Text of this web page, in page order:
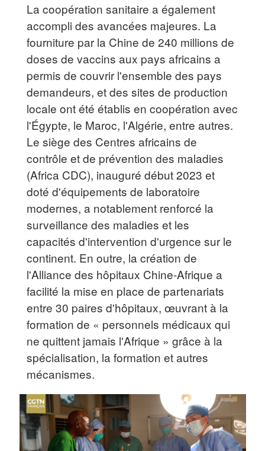
La coopération sanitaire a également
accompli des avancées majeures. La
fourniture par la Chine de 240 millions de
doses de vaccins aux pays africains a
permis de couvrir l'ensemble des pays
demandeurs, et des sites de production
locale ont été établis en coopération avec
l'Égypte, le Maroc, l'Algérie, entre autres.
Le siège des Centres africains de
contrôle et de prévention des maladies
(Africa CDC), inauguré début 2023 et
doté d'équipements de laboratoire
modernes, a notablement renforcé la
surveillance des maladies et les
capacités d'intervention d'urgence sur le
continent. En outre, la création de
l'Alliance des hôpitaux Chine-Afrique a
facilité la mise en place de partenariats
entre 30 paires d'hôpitaux, œuvrant à la
formation de « personnels médicaux qui
ne quittent jamais l'Afrique » grâce à la
spécialisation, la formation et autres
mécanismes.